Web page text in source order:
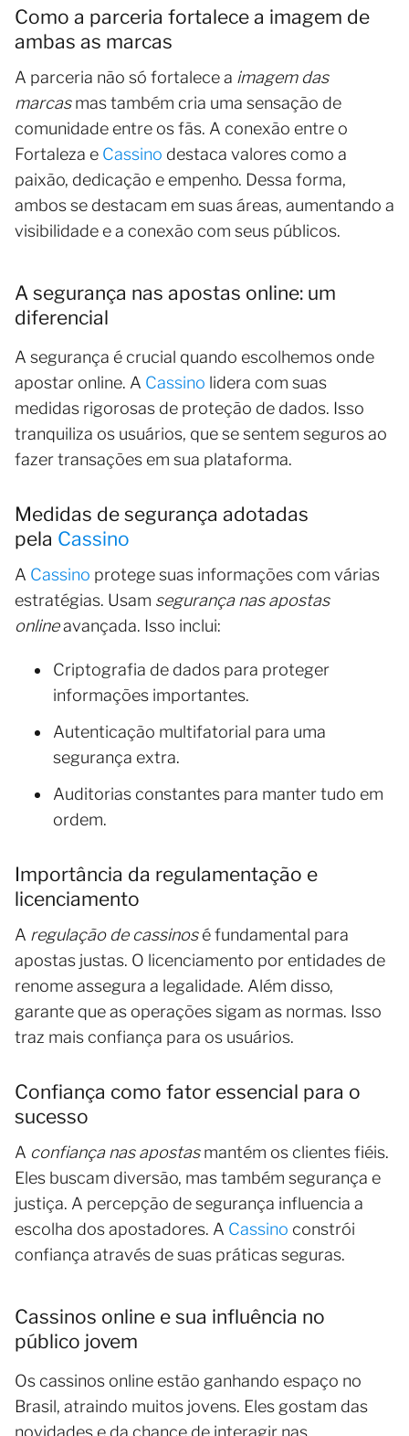
Como a parceria fortalece a imagem de
ambas as marcas
A parceria não só fortalece a imagem das
marcasmas também cria uma sensação de
comunidade entre os fãs. A conexão entre o
Fortaleza e Cassino destaca valores como a
paixão, dedicação e empenho. Dessa forma,
ambos se destacam em suas áreas, aumentando a
visibilidade e a conexão com seus públicos.
A segurança nas apostas online: um
diferencial
A segurança é crucial quando escolhemos onde
apostar online. A Cassino lidera com suas
medidas rigorosas de proteção de dados. Isso
tranquiliza os usuários, que se sentem seguros ao
fazer transações em sua plataforma.
Medidas de segurança adotadas
pela Cassino
A Cassino protege suas informações com várias
estratégias. Usam segurança nas apostas
onlineavançada. Isso inclui:
Criptografia de dados para proteger
informações importantes.
Autenticação multifatorial para uma
segurança extra.
Auditorias constantes para manter tudo em
ordem.
Importância da regulamentação e
licenciamento
A regulação de cassinosé fundamental para
apostas justas. O licenciamento por entidades de
renome assegura a legalidade. Além disso,
garante que as operações sigam as normas. Isso
traz mais confiança para os usuários.
Confiança como fator essencial para o
sucesso
A confiança nas apostasmantém os clientes fiéis.
Eles buscam diversão, mas também segurança e
justiça. A percepção de segurança influencia a
escolha dos apostadores. A Cassino constrói
confiança através de suas práticas seguras.
Cassinos online e sua influência no
público jovem
Os cassinos online estão ganhando espaço no
Brasil, atraindo muitos jovens. Eles gostam das